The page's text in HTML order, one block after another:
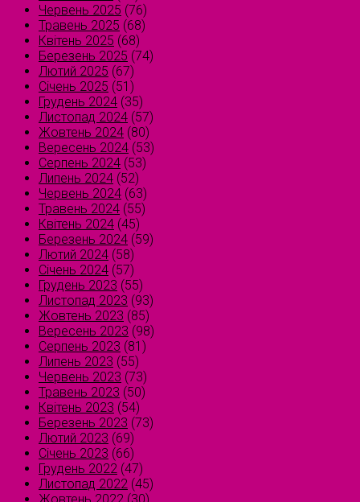
Червень 2025 (76)
Травень 2025 (68)
Квітень 2025 (68)
Березень 2025 (74)
Лютий 2025 (67)
Січень 2025 (51)
Грудень 2024 (35)
Листопад 2024 (57)
Жовтень 2024 (80)
Вересень 2024 (53)
Серпень 2024 (53)
Липень 2024 (52)
Червень 2024 (63)
Травень 2024 (55)
Квітень 2024 (45)
Березень 2024 (59)
Лютий 2024 (58)
Січень 2024 (57)
Грудень 2023 (55)
Листопад 2023 (93)
Жовтень 2023 (85)
Вересень 2023 (98)
Серпень 2023 (81)
Липень 2023 (55)
Червень 2023 (73)
Травень 2023 (50)
Квітень 2023 (54)
Березень 2023 (73)
Лютий 2023 (69)
Січень 2023 (66)
Грудень 2022 (47)
Листопад 2022 (45)